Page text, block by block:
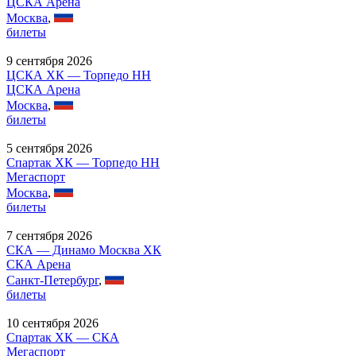
Москва,
билеты
9 сентября 2026
ЦСКА ХК — Торпедо НН
ЦСКА Арена
Москва,
билеты
5 сентября 2026
Спартак ХК — Торпедо НН
Мегаспорт
Москва,
билеты
7 сентября 2026
СКА — Динамо Москва ХК
СКА Арена
Санкт-Петербург,
билеты
10 сентября 2026
Спартак ХК — СКА
Мегаспорт